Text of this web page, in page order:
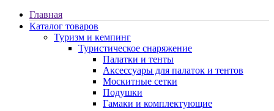
Главная
Каталог товаров
Туризм и кемпинг
Туристическое снаряжение
Палатки и тенты
Аксессуары для палаток и тентов
Москитные сетки
Подушки
Гамаки и комплектующие